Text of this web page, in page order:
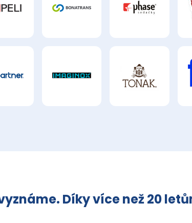
Díky více než 20